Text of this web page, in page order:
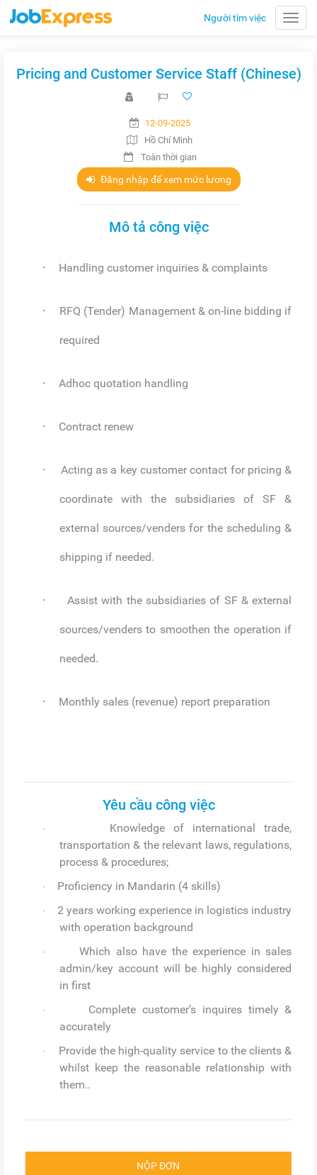
Toggle
Người tìm việc
Pricing and Customer Service Staff (Chinese)
12-09-2025
Hồ Chí Minh
Toàn thời gian
Đăng nhập để xem mức lương
Mô tả công việc
· Handling customer inquiries & complaints
· RFQ (Tender) Management & on-line bidding if
required
· Adhoc quotation handling
· Contract renew
· Acting as a key customer contact for pricing &
coordinate with the subsidiaries of SF &
external sources/venders for the scheduling &
shipping if needed.
· Assist with the subsidiaries of SF & external
sources/venders to smoothen the operation if
needed.
· Monthly sales (revenue) report preparation
Yêu cầu công việc
·
Knowledge of international trade,
transportation & the relevant laws, regulations,
process & procedures;
· Proficiency in Mandarin ​(4 skills)
·
2 years working experience in logistics industry
with operation background
·
Which also have the experience in sales
admin/key account will be highly considered
in first
·
Complete customer’s inquires timely &
accurately
·
Provide the high-quality service to the clients &
whilst keep the reasonable relationship with
them..
NỘP ĐƠN